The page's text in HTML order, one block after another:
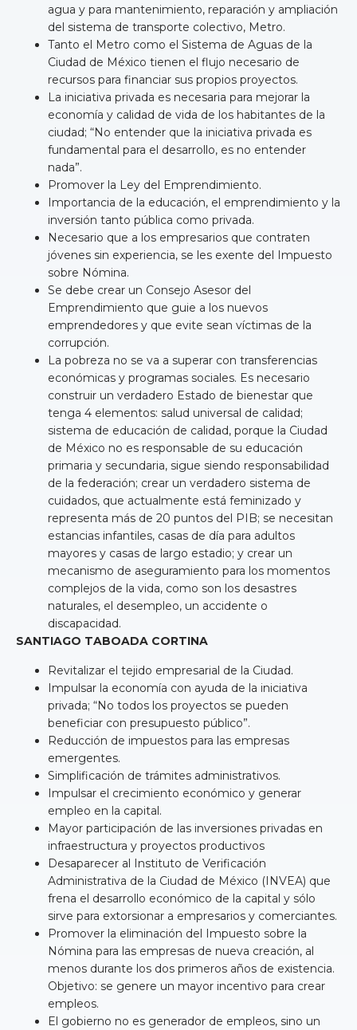
agua y para mantenimiento, reparación y ampliación
del sistema de transporte colectivo, Metro.
Tanto el Metro como el Sistema de Aguas de la
Ciudad de México tienen el flujo necesario de
recursos para financiar sus propios proyectos.
La iniciativa privada es necesaria para mejorar la
economía y calidad de vida de los habitantes de la
ciudad; “No entender que la iniciativa privada es
fundamental para el desarrollo, es no entender
nada”.
Promover la Ley del Emprendimiento.
Importancia de la educación, el emprendimiento y la
inversión tanto pública como privada.
Necesario que a los empresarios que contraten
jóvenes sin experiencia, se les exente del Impuesto
sobre Nómina.
Se debe crear un Consejo Asesor del
Emprendimiento que guie a los nuevos
emprendedores y que evite sean víctimas de la
corrupción.
La pobreza no se va a superar con transferencias
económicas y programas sociales. Es necesario
construir un verdadero Estado de bienestar que
tenga 4 elementos: salud universal de calidad;
sistema de educación de calidad, porque la Ciudad
de México no es responsable de su educación
primaria y secundaria, sigue siendo responsabilidad
de la federación; crear un verdadero sistema de
cuidados, que actualmente está feminizado y
representa más de 20 puntos del PIB; se necesitan
estancias infantiles, casas de día para adultos
mayores y casas de largo estadio; y crear un
mecanismo de aseguramiento para los momentos
complejos de la vida, como son los desastres
naturales, el desempleo, un accidente o
discapacidad.
SANTIAGO TABOADA CORTINA
Revitalizar el tejido empresarial de la Ciudad.
Impulsar la economía con ayuda de la iniciativa
privada; “No todos los proyectos se pueden
beneficiar con presupuesto público”.
Reducción de impuestos para las empresas
emergentes.
Simplificación de trámites administrativos.
Impulsar el crecimiento económico y generar
empleo en la capital.
Mayor participación de las inversiones privadas en
infraestructura y proyectos productivos
Desaparecer al Instituto de Verificación
Administrativa de la Ciudad de México (INVEA) que
frena el desarrollo económico de la capital y sólo
sirve para extorsionar a empresarios y comerciantes.
Promover la eliminación del Impuesto sobre la
Nómina para las empresas de nueva creación, al
menos durante los dos primeros años de existencia.
Objetivo: se genere un mayor incentivo para crear
empleos.
El gobierno no es generador de empleos, sino un